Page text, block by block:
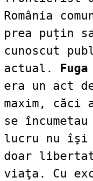
România
prea puțin
cunoscut
actual.
era un act
maxim, căci
se
lucru nu îşi
doar
viaţa. Cu